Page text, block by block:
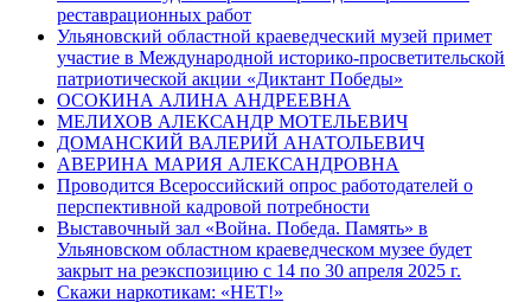
реставрационных работ
Ульяновский областной краеведческий музей примет
участие в Международной историко-просветительской
патриотической акции «Диктант Победы»
ОСОКИНА АЛИНА АНДРЕЕВНА
МЕЛИХОВ АЛЕКСАНДР МОТЕЛЬЕВИЧ
ДОМАНСКИЙ ВАЛЕРИЙ АНАТОЛЬЕВИЧ
АВЕРИНА МАРИЯ АЛЕКСАНДРОВНА
Проводится Всероссийский опрос работодателей о
перспективной кадровой потребности
Выставочный зал «Война. Победа. Память» в
Ульяновском областном краеведческом музее будет
закрыт на реэкспозицию с 14 по 30 апреля 2025 г.
Скажи наркотикам: «НЕТ!»